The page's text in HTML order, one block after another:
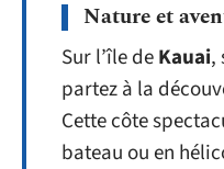
Nature et
Sur l’île deKauai,
partez à la
Cette côte
bateau ou en